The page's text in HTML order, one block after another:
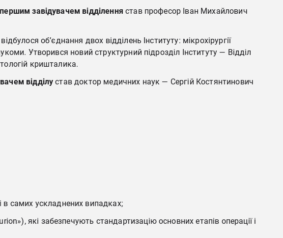
завідувачем відділення став професор Іван Михайлович
об’єднання двох відділень Інституту: мікрохірургії
Утворився новий структурний підрозділ Інституту — Відділ
кришталика.
відділу став доктор медичних наук — Сергій Костянтинович
самих ускладнених випадках;
які забезпечують стандартизацію основних етапів операції і